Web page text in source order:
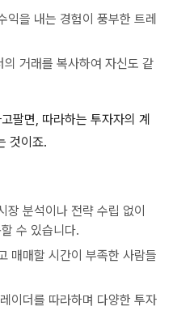
익을 내는 경험이 풍부한 트레
의 거래를 복사하여 자신도 같
팔면, 따라하는 투자자의 계
것이죠.
장 분석이나 전략 수립 없이
수 있습니다.
매매할 시간이 부족한 사람들
이더를 따라하며 다양한 투자